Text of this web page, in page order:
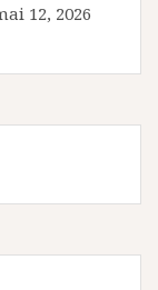
12, 2026